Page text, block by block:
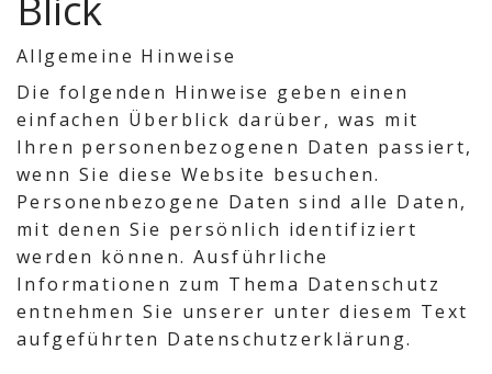
Allgemeine Hinweise
Die folgenden Hinweise geben einen
einfachen Überblick darüber, was mit
Ihren personenbezogenen Daten passiert,
wenn Sie diese Website besuchen.
Personenbezogene Daten sind alle Daten,
mit denen Sie persönlich identifiziert
werden können. Ausführliche
Informationen zum Thema Datenschutz
entnehmen Sie unserer unter diesem Text
aufgeführten Datenschutzerklärung.